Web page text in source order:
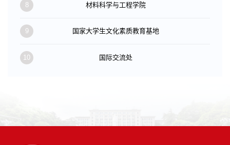
8 材料科学与工程学院
9 国家大学生文化素质教育基地
10 国际交流处